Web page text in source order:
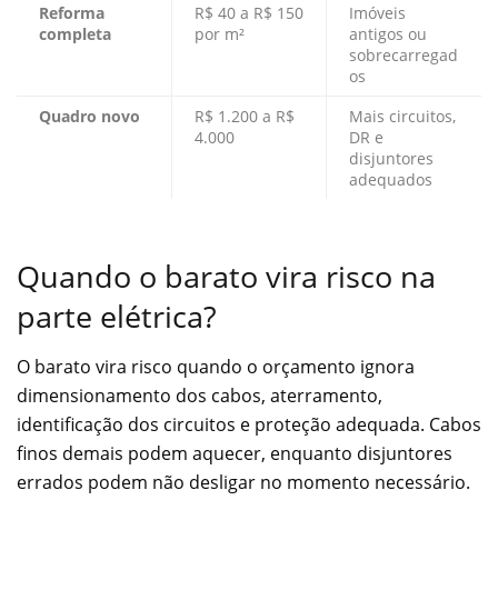
Reforma
completa
R$ 40 a R$ 150
por m²
Imóveis
antigos ou
sobrecarregad
os
Quadro novo
R$ 1.200 a R$
4.000
Mais circuitos,
DR e
disjuntores
adequados
Quando o barato vira risco na
parte elétrica?
O barato vira risco quando o orçamento ignora
dimensionamento dos cabos, aterramento,
identificação dos circuitos e proteção adequada. Cabos
finos demais podem aquecer, enquanto disjuntores
errados podem não desligar no momento necessário.